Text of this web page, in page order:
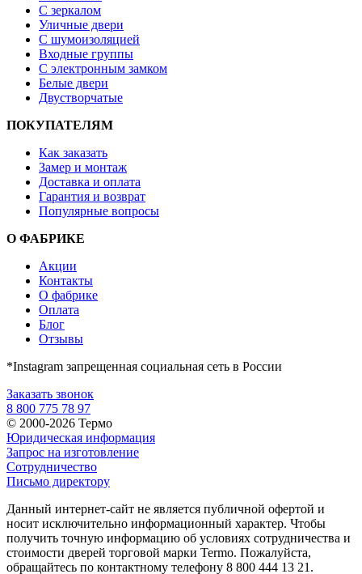
С зеркалом
Уличные двери
С шумоизоляцией
Входные группы
С электронным замком
Белые двери
Двустворчатые
ПОКУПАТЕЛЯМ
Как заказать
Замер и монтаж
Доставка и оплата
Гарантия и возврат
Популярные вопросы
О ФАБРИКЕ
Акции
Контакты
О фабрике
Оплата
Блог
Отзывы
*Instagram запрещенная социальная сеть в России
Заказать звонок
8 800 775 78 97
© 2000-2026 Термо
Юридическая информация
Запрос на изготовление
Сотрудничество
Письмо директору
Данный интернет-сайт не является публичной офертой и
носит исключительно информационный характер. Чтобы
получить точную информацию об условиях сотрудничества и
стоимости дверей торговой марки Termo. Пожалуйста,
обращайтесь по контактному телефону 8 800 444 13 21.